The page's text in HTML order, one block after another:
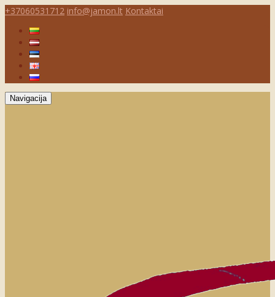
+37060531712 info@jamon.lt Kontaktai
Navigacija